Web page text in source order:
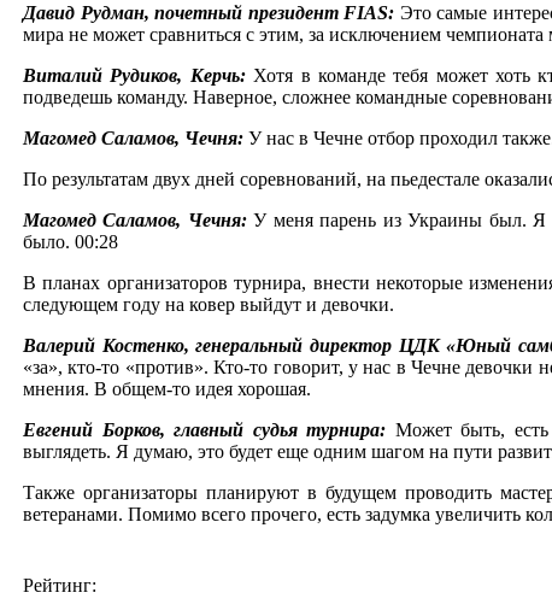
Давид Рудман, почетный президент FIAS: Это самые
мира не может сравниться с этим, за исключением чемпионата
Виталий Рудиков, Керчь: Хотя в команде тебя может хоть
подведешь команду. Наверное, сложнее командные
Магомед Саламов, Чечня: У нас в Чечне отбор проходил
По результатам двух дней соревнований, на пьедестале
Магомед Саламов, Чечня:У меня парень из Украины был.
было. 00:28
В планах организаторов турнира, внести некоторые
следующем году на ковер выйдут и девочки.
Валерий Костенко, генеральный директор ЦДК «Юный
«за», кто-то «против». Кто-то говорит, у нас в Чечне
мнения. В общем-то идея хорошая.
Евгений Борков, главный судья турнира: Может быть, есть
выглядеть. Я думаю, это будет еще одним шагом на пути
Также организаторы планируют в будущем проводить
ветеранами. Помимо всего прочего, есть задумка увеличить
Рейтинг: